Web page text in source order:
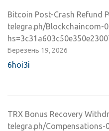
Bitcoin Post-Crash Refund
telegra.ph/Blockchaincom-
Березень 19, 2026
6hoi3i
TRX Bonus Recovery
telegra.ph/Compensations-